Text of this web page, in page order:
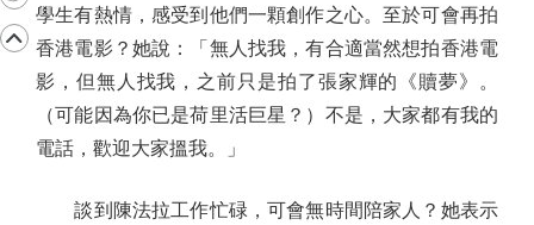
學生有熱情，感受到他們一顆創作之心。至於可會再拍
香港電影？她說：「無人找我，有合適當然想拍香港電
影，但無人找我，之前只是拍了張家輝的《贖夢》。
（可能因為你已是荷里活巨星？）不是，大家都有我的
電話，歡迎大家搵我。」
談到陳法拉工作忙碌，可會無時間陪家人？她表示